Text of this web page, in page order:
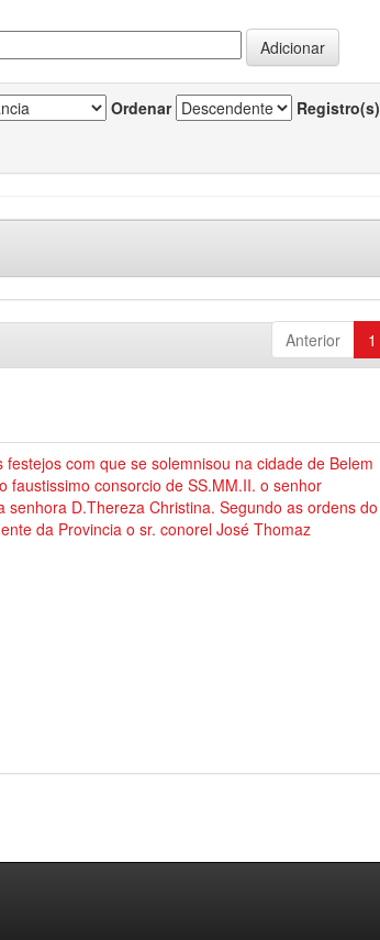
Ordenar Registro(s)
Anterior 1
festejos com que se solemnisou na cidade de Belem
faustissimo consorcio de SS.MM.II. o senhor
senhora D.Thereza Christina. Segundo as ordens do
da Provincia o sr. conorel José Thomaz